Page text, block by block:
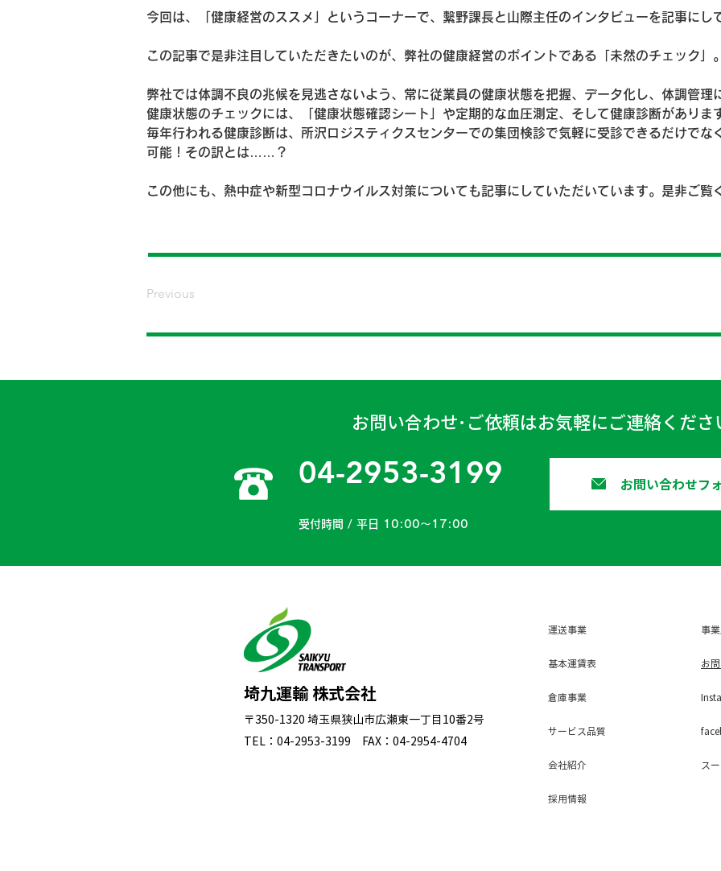
今回は、「健康経営のススメ」というコーナーで、繫野課長と山際主任のインタビューを記事にし
この記事で是非注目していただきたいのが、弊社の健康経営のポイントである「未然のチェック」。
弊社では体調不良の兆候を見逃さないよう、常に従業員の健康状態を把握、データ化し、体調管理
健康状態のチェックには、「健康状態確認シート」や定期的な血圧測定、そして健康診断がありま
毎年行われる健康診断は、所沢ロジスティクスセンターでの集団検診で気軽に受診できるだけでな
可能！その訳とは……？
この他にも、熱中症や新型コロナウイルス対策についても記事にしていただいています。是非ご覧
Previous
お問い合わせ･ご依頼はお気軽にご連絡くださ
04-2953-3199
受付時間 / 平日 10:00〜17:00
お問い合わせフ
埼九運輸 株式会社
〒350-1320 埼玉県狭山市広瀬東一丁目10番2号
TEL：04-2953-3199 FAX：04-2954-4704
運送事業
基本運賃表
倉庫事業
サービス品質
会社紹介
採用情報
事
お
ス